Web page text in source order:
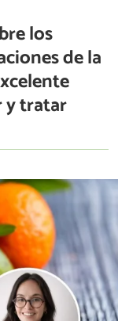
los
de la
y tratar